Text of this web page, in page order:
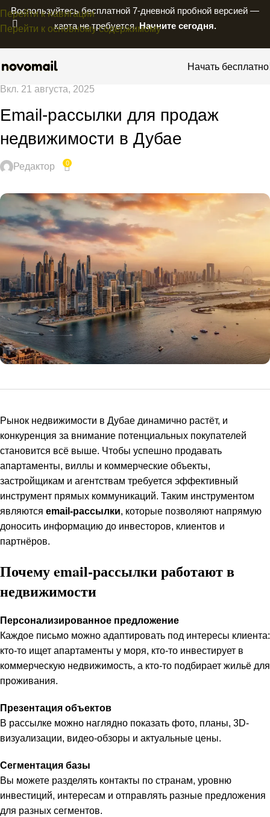
Перейти к навигации
Перейти к основному содержимому
Воспользуйтесь бесплатной 7-дневной пробной версией —
карта не требуется.Начните сегодня.
Начать бесплатно
Вкл. 21 августа, 2025
Email-рассылки для продаж
недвижимости в Дубае
Редактор 0
Рынок недвижимости в Дубае динамично растёт, и
конкуренция за внимание потенциальных покупателей
становится всё выше. Чтобы успешно продавать
апартаменты, виллы и коммерческие объекты,
застройщикам и агентствам требуется эффективный
инструмент прямых коммуникаций. Таким инструментом
являются email-рассылки, которые позволяют напрямую
доносить информацию до инвесторов, клиентов и
партнёров.
Почему email-рассылки работают в
недвижимости
Персонализированное предложение
Каждое письмо можно адаптировать под интересы клиента:
кто-то ищет апартаменты у моря, кто-то инвестирует в
коммерческую недвижимость, а кто-то подбирает жильё для
проживания.
Презентация объектов
В рассылке можно наглядно показать фото, планы, 3D-
визуализации, видео-обзоры и актуальные цены.
Сегментация базы
Вы можете разделять контакты по странам, уровню
инвестиций, интересам и отправлять разные предложения
для разных сегментов.